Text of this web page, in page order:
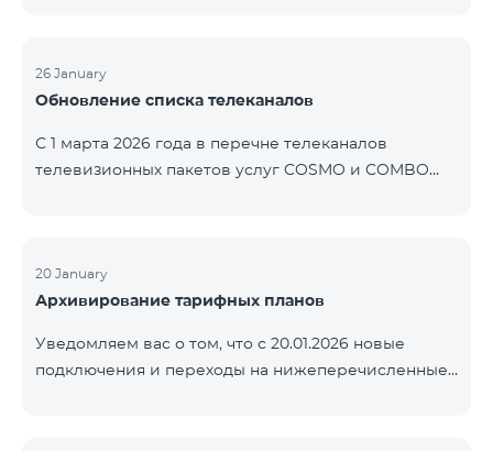
контролем нашей компании. В настоящее время
точные сроки восстановления услуг неизвестны.
предоставлена по мере изменения ситуации.
Благодарим за понимание.
26 January
Обновление списка телеканалов
С 1 марта 2026 года в перечне телеканалов
телевизионных пакетов услуг COSMO и COMBO
только в тех регионах, где их трансляция является
обязательной. Данные изменения реализуются в
телевизионной платформы и полностью
соответствуют нормам местного вещания.
20 January
Архивирование тарифных планов
Уведомляем вас о том, что с 20.01.2026 новые
подключения и переходы на нижеперечисленные